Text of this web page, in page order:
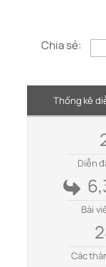
Chia sẻ:
Thống kê
Diễn
Bài
Các